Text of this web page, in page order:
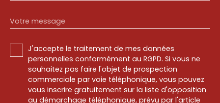
Votre message
J'accepte le traitement de mes données
personnelles conformément au RGPD. Si vous ne
souhaitez pas faire l'objet de prospection
commerciale par voie téléphonique, vous pouvez
vous inscrire gratuitement sur la liste d'opposition
au démarchage téléphonique, prévu par l'article